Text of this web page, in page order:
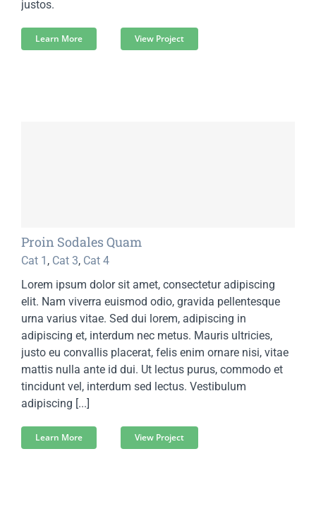
justos.
Learn More View Project
Proin Sodales Quam
Cat 1 , Cat 3, Cat 4
Lorem ipsum dolor sit amet, consectetur adipiscing
elit. Nam viverra euismod odio, gravida pellentesque
urna varius vitae. Sed dui lorem, adipiscing in
adipiscing et, interdum nec metus. Mauris ultricies,
justo eu convallis placerat, felis enim ornare nisi, vitae
mattis nulla ante id dui. Ut lectus purus, commodo et
tincidunt vel, interdum sed lectus. Vestibulum
adipiscing [...]
Learn More View Project